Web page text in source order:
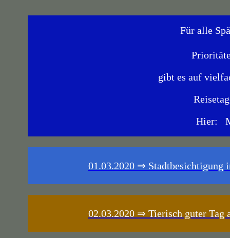
Für alle
gibt es auf
Hier:
01.03.2020 ⇒ Stadtbesichtigung
02.03.2020 ⇒ Tierisch guter Tag